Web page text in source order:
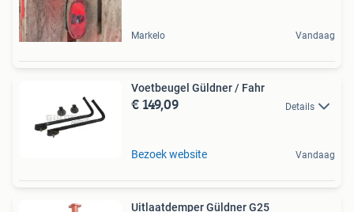
Markelo Vandaag
Voetbeugel Güldner / Fahr
€ 149,09 Details
Bezoek website Vandaag
Uitlaatdemper Güldner G25